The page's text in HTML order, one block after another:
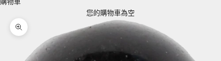
您的購物車為空
縮放